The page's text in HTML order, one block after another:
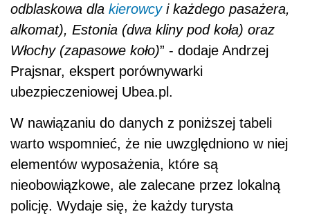
odblaskowa dla kierowcyi każdego pasażera,
alkomat), Estonia (dwa kliny pod koła) oraz
Włochy (zapasowe koło)” - dodaje Andrzej
Prajsnar, ekspert porównywarki
ubezpieczeniowej Ubea.pl.
W nawiązaniu do danych z poniższej tabeli
warto wspomnieć, że nie uwzględniono w niej
elementów wyposażenia, które są
nieobowiązkowe, ale zalecane przez lokalną
policję. Wydaje się, że każdy turysta